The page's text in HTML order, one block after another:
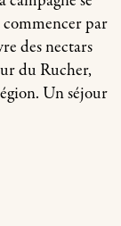
commencer par
des nectars
du Rucher,
Un séjour